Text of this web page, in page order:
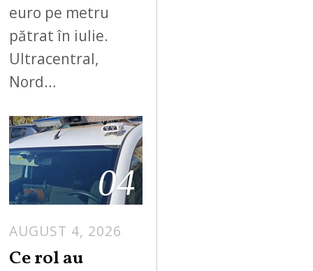
euro pe metru
pătrat în iulie.
Ultracentral,
Nord…
04
AUGUST 4, 2026
Ce rol au